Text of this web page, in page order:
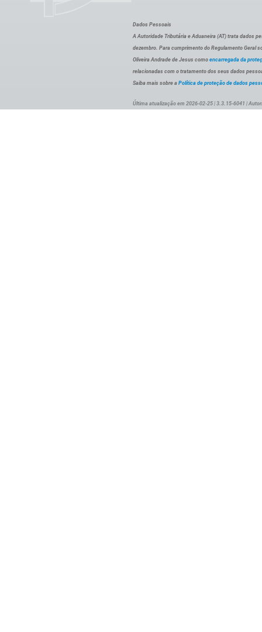
Dados Pessoais
A Autoridade Tributária e Aduaneira (AT) trata dados
dezembro. Para cumprimento do Regulamento Geral
Oliveira Andrade de Jesus como encarregada da
relacionadas com o tratamento dos seus dados
Saiba mais sobre a Política de proteção de dados
Última atualização em 2026-02-25 | 3.3.15-6041 |